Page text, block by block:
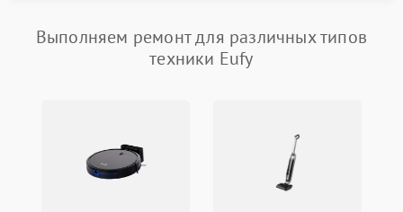
Выполняем ремонт для различных типов
техники Eufy